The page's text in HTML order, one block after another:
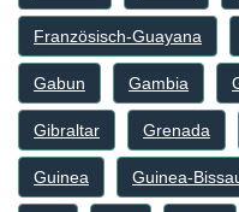
Französisch-Guayana
Gabun Gambia
Gibraltar Grenada
Guinea Guinea-